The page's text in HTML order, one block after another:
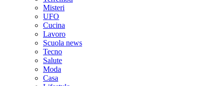
Misteri
UFO
Cucina
Lavoro
Scuola news
Tecno
Salute
Moda
Casa